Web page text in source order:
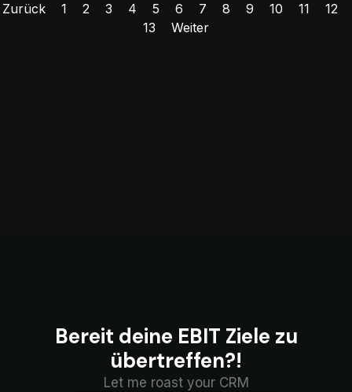
Zurück 1 2 3 4 5 6 7 8 9 10 11
12
13
Weiter
Bereit deine EBIT Ziele zu
übertreffen?!
Let me roast your CRM